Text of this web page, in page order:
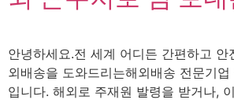
안녕하세요.전 세계 어디든 간편하고 안
외배송을 도와드리는해외배송 전문기
입니다. 해외로 주재원 발령을 받거나,